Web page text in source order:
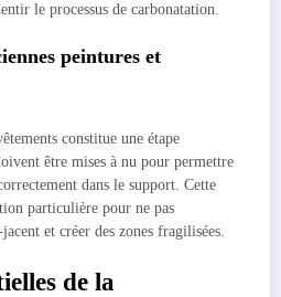
le processus de carbonatation.
peintures et
constitue une étape
être mises à nu pour permettre
dans le support. Cette
particulière pour ne pas
et créer des zones fragilisées.
de la